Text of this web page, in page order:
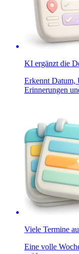
KI ergänzt die
Erkennt Datum,
Erinnerungen
Viele Termine
Eine volle